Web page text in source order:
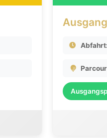
Abfahrt: